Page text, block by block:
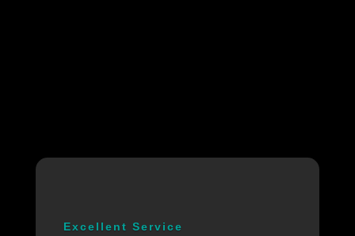
Excellent Service